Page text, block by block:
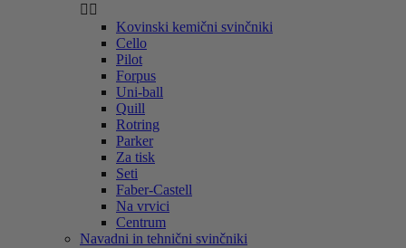
 
Kovinski kemični svinčniki
Cello
Pilot
Forpus
Uni-ball
Quill
Rotring
Parker
Za tisk
Seti
Faber-Castell
Na vrvici
Centrum
Navadni in tehnični svinčniki